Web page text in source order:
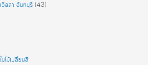
ลล่า จันทบุรี (43)
บไม้เปลี่ยนสี